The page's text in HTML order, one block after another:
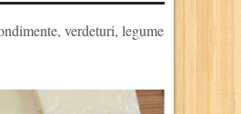
verdeturi, legume